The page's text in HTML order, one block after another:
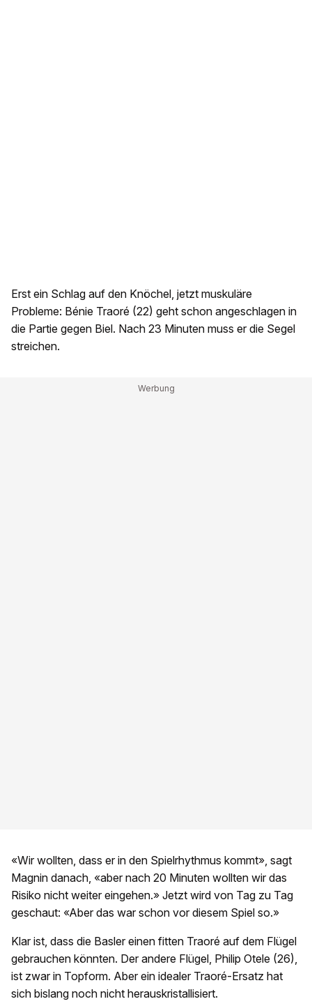
Erst ein Schlag auf den Knöchel, jetzt muskuläre
Probleme: Bénie Traoré (22) geht schon angeschlagen in
die Partie gegen Biel. Nach 23 Minuten muss er die Segel
streichen.
«Wir wollten, dass er in den Spielrhythmus kommt», sagt
Magnin danach, «aber nach 20 Minuten wollten wir das
Risiko nicht weiter eingehen.» Jetzt wird von Tag zu Tag
geschaut: «Aber das war schon vor diesem Spiel so.»
Klar ist, dass die Basler einen fitten Traoré auf dem Flügel
gebrauchen könnten. Der andere Flügel, Philip Otele (26),
ist zwar in Topform. Aber ein idealer Traoré-Ersatz hat
sich bislang noch nicht herauskristallisiert.